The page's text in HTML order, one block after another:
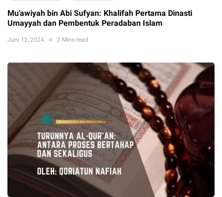
Mu'awiyah bin Abi Sufyan: Khalifah Pertama Dinasti
Umayyah dan Pembentuk Peradaban Islam
Juni 12, 2024 2 Mins read